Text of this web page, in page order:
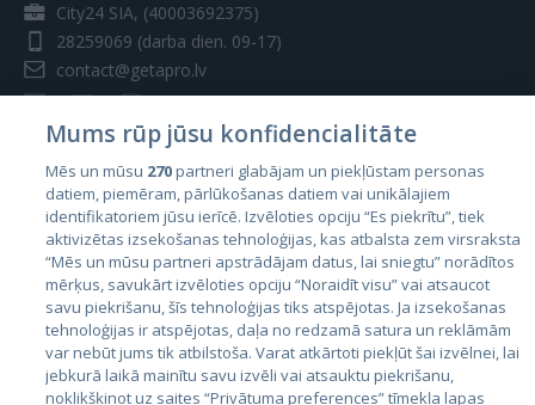
City24 SIA, (40003692375)
28259069 (darba dien. 09-17)
contact@getapro.lv
Valstis
Igaunija
Latvija
Lietuva
Mums rūp jūsu konfidencialitāte
Mēs un mūsu 270partneri glabājam un piekļūstam personas
datiem, piemēram, pārlūkošanas datiem vai unikālajiem
identifikatoriem jūsu ierīcē. Izvēloties opciju “Es piekrītu”, tiek
aktivizētas izsekošanas tehnoloģijas, kas atbalsta zem virsraksta
“Mēs un mūsu partneri apstrādājam datus, lai sniegtu” norādītos
mērķus, savukārt izvēloties opciju “Noraidīt visu” vai atsaucot
savu piekrišanu, šīs tehnoloģijas tiks atspējotas. Ja izsekošanas
tehnoloģijas ir atspējotas, daļa no redzamā satura un reklāmām
var nebūt jums tik atbilstoša. Varat atkārtoti piekļūt šai izvēlnei, lai
jebkurā laikā mainītu savu izvēli vai atsauktu piekrišanu,
noklikšķinot uz saites “Privātuma preferences” tīmekļa lapas